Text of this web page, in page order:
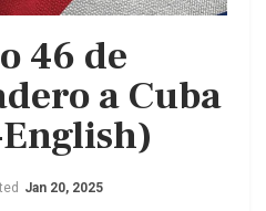
46 de
a Cuba
Jan 20, 2025